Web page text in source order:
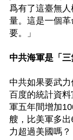
爲有了這臺無
量。這是一個
要。」
中共海軍是「
中共如果要武
百度的統計資
軍五年間增加
艘，比美軍多
力超過美國嗎？